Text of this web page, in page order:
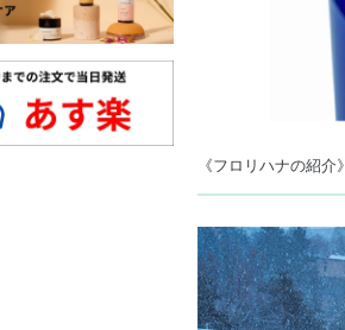
《フロリハナの紹介》